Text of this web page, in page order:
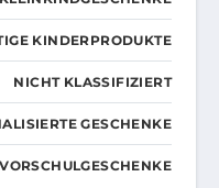
KINDERPRODUKTE
NICHT KLASSIFIZIERT
GESCHENKE
VORSCHULGESCHENKE